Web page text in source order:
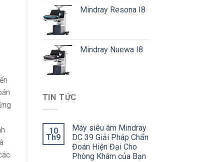
Mindray Resona I8
Mindray Nuewa I8
TIN TỨC
10
Th9
Máy siêu âm Mindray
DC 39 Giải Pháp Chẩn
Đoán Hiện Đại Cho
Phòng Khám của Bạn